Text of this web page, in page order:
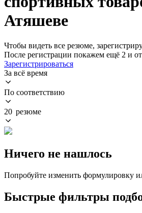
Атяшеве
Чтобы видеть все резюме,
После регистрации покажем ещё 2 и
Зарегистрироваться
За всё время
По соответствию
20 резюме
Ничего не нашлось
Попробуйте изменить формулировку
Быстрые фильтры